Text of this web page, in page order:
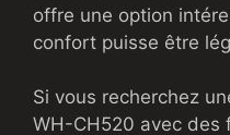
offre une option
confort puisse être
Si vous recherchez
WH-CH520 avec des